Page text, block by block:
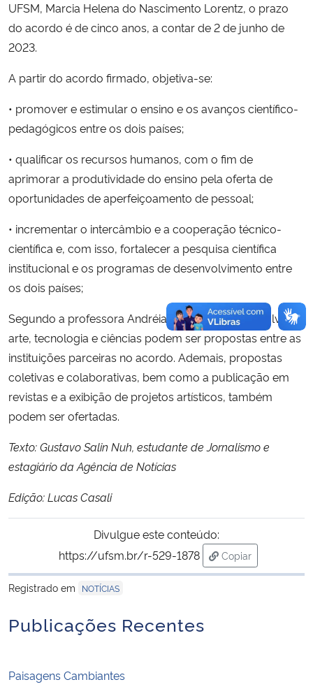
UFSM, Marcia Helena do Nascimento Lorentz, o prazo
do acordo é de cinco anos, a contar de 2 de junho de
2023.
A partir do acordo firmado, objetiva-se:
• promover e estimular o ensino e os avanços científico-
pedagógicos entre os dois países;
• qualificar os recursos humanos, com o fim de
aprimorar a produtividade do ensino pela oferta de
oportunidades de aperfeiçoamento de pessoal;
• incrementar o intercâmbio e a cooperação técnico-
científica e, com isso, fortalecer a pesquisa científica
institucional e os programas de desenvolvimento entre
os dois países;
Segundo a professora Andréia, palestras que envolvam
arte, tecnologia e ciências podem ser propostas entre as
instituições parceiras no acordo. Ademais, propostas
coletivas e colaborativas, bem como a publicação em
revistas e a exibição de projetos artísticos, também
podem ser ofertadas.
Texto: Gustavo Salin Nuh, estudante de Jornalismo e
estagiário da Agência de Notícias
Edição: Lucas Casali
Divulgue este conteúdo:
https://ufsm.br/r-529-1878
Copiar
para área de
Registrado em
NOTÍCIAS
Publicações Recentes
Paisagens Cambiantes